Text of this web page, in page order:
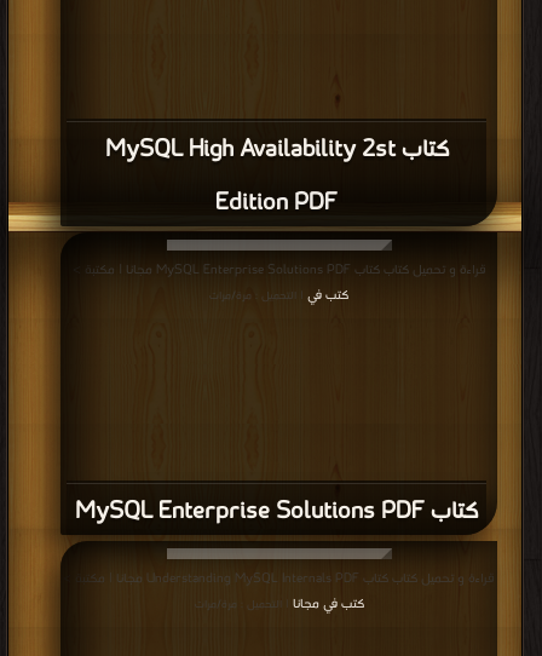
كتاب MySQL High Availability 2st
Edition PDF
كتاب MySQL Enterprise Solutions PDF
قراءة و تحميل كتاب كتاب MySQL Enterprise Solutions PDF مجانا | مكتبة >
كتب في
| التحميل : مرة/مرات
قراءة و تحميل كتاب كتاب Understanding MySQL Internals PDF مجانا | مكتبة >
كتب في مجانا | التحميل : مرة/مرات